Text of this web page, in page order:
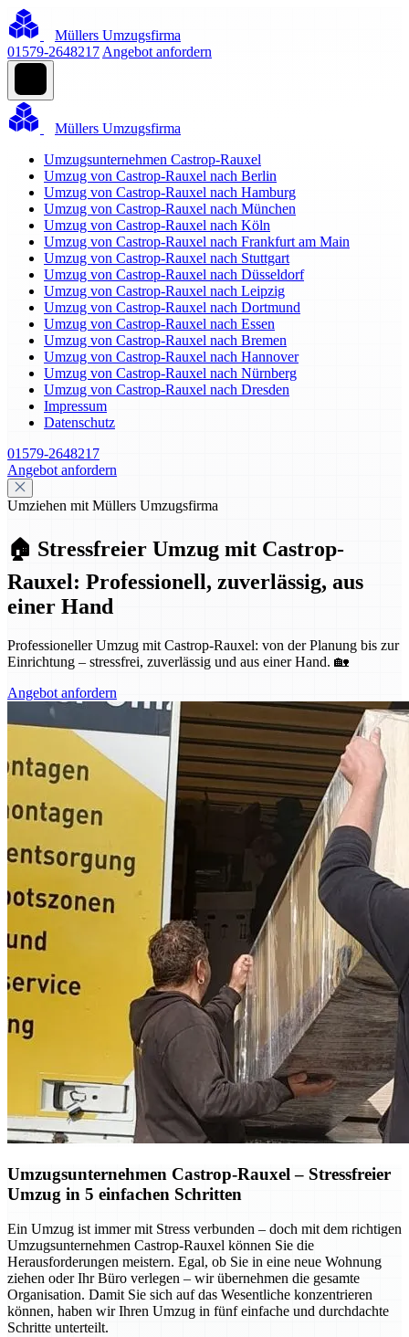
Müllers Umzugsfirma
01579-2648217 Angebot anfordern
Müllers Umzugsfirma
Umzugsunternehmen Castrop-Rauxel
Umzug von Castrop-Rauxel nach Berlin
Umzug von Castrop-Rauxel nach Hamburg
Umzug von Castrop-Rauxel nach München
Umzug von Castrop-Rauxel nach Köln
Umzug von Castrop-Rauxel nach Frankfurt am Main
Umzug von Castrop-Rauxel nach Stuttgart
Umzug von Castrop-Rauxel nach Düsseldorf
Umzug von Castrop-Rauxel nach Leipzig
Umzug von Castrop-Rauxel nach Dortmund
Umzug von Castrop-Rauxel nach Essen
Umzug von Castrop-Rauxel nach Bremen
Umzug von Castrop-Rauxel nach Hannover
Umzug von Castrop-Rauxel nach Nürnberg
Umzug von Castrop-Rauxel nach Dresden
Impressum
Datenschutz
01579-2648217
Angebot anfordern
Umziehen mit Müllers Umzugsfirma
🏠 Stressfreier Umzug mit Castrop-
Rauxel: Professionell, zuverlässig, aus
einer Hand
Professioneller Umzug mit Castrop-Rauxel: von der Planung bis zur
Einrichtung – stressfrei, zuverlässig und aus einer Hand. 🏡
Angebot anfordern
Umzugsunternehmen Castrop-Rauxel – Stressfreier
Umzug in 5 einfachen Schritten
Ein Umzug ist immer mit Stress verbunden – doch mit dem richtigen
Umzugsunternehmen Castrop-Rauxel können Sie die
Herausforderungen meistern. Egal, ob Sie in eine neue Wohnung
ziehen oder Ihr Büro verlegen – wir übernehmen die gesamte
Organisation. Damit Sie sich auf das Wesentliche konzentrieren
können, haben wir Ihren Umzug in fünf einfache und durchdachte
Schritte unterteilt.